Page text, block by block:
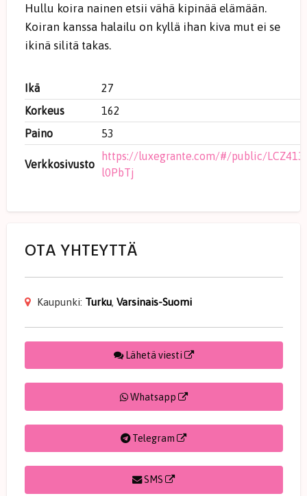
Hullu koira nainen etsii vähä kipinää elämään.
Koiran kanssa halailu on kyllä ihan kiva mut ei se
ikinä silitä takas.
Ikä
27
Korkeus
162
Paino
53
Verkkosivusto
https://luxegrante.com/#/public/
l0PbTj
OTA YHTEYTTÄ
Kaupunki: Turku, Varsinais-Suomi
Lähetä viesti
Whatsapp
Telegram
SMS